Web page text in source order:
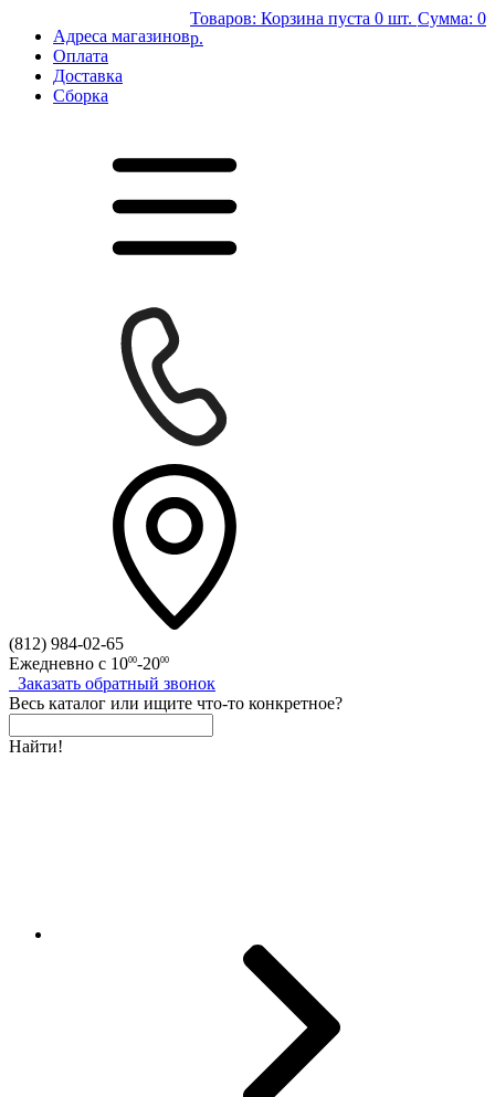
Адреса магазинов
Оплата
Доставка
Сборка
Товаров: Корзина пуста 0 шт. Сумма: 0
р.
(812) 984-02-65
Ежедневно с 1000-2000
Заказать обратный звонок
Весь каталог или ищите что-то конкретное?
Найти!